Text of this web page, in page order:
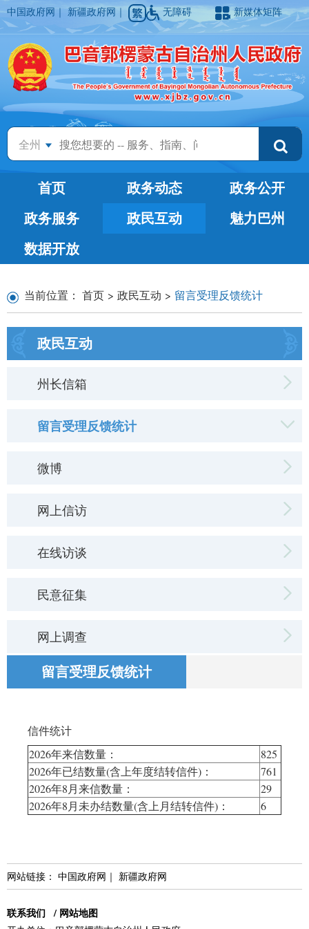
中国政府网 ｜新疆政府网 ｜ 无障碍 新媒体矩阵
全州
首页 政务动态
政务公开
政务服务
政民互动
魅力巴州
数据开放
当前位置： 首页 > 政民互动 > 留言受理反馈统计
政民互动
州长信箱
留言受理反馈统计
微博
网上信访
在线访谈
民意征集
网上调查
留言受理反馈统计
信件统计
2026年来信数量：
825
2026年已结数量(含上年度结转信件)：
761
2026年8月来信数量：
29
2026年8月未办结数量(含上月结转信件)： 6
网站链接： 中国政府网 ｜ 新疆政府网
联系我们 / 网站地图